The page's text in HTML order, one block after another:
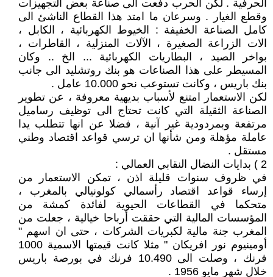
الحرفية . لكن الحرب دفعت الى صناعة بعض التجهيزات
وقطع الغيار . وسرعان ما امتد هذا القطاع الناشئ الى
كامل الصناعة الخفيفة : الخيوط الكهربائية ، الكابل ،
الات الزراعة الصغيرة ، الآلات المنزلية ، القاطرات ،
بواخر الصيد ، البطاريات الكهربائية ... الخ .. وكان
المسيطر على هذا الصناعات هو بنك روتشليد الى جانب
بنك باريس ، وكانت تستوعب نحو 10.000 عامل .
لكن الاستعمار امتنع لأسباب بديهية معروفة ، عن تطوير
الصناعة الثقيلة التي كانت تحتاج الى توظيف رساميل
مرتفعة وبمردودية غير آنية ، فضلا عن انها تتطلب يدا
عاملة مؤهلة ومن شأنها ان ترسي قواعد اقتصاد وطني
مستقل .
2 ) بدايات النضال النقابي العمالي :
في ظروف سنوات قليلة اذن ، تمكن الاستعمار من
إرساء قواعد اقتصاد رأسمالي كولونيالي بالمغرب ،
متحكما في القطاعات الحيوية لفائدة كمشة من
المؤسسات المالية التي حققت أرباحا خيالية ، جعلت من
المغرب جنة مالية لكبريات الشركات ، حتى ان اسهم "
أومينيوم نور افريكان " مثلا كانت قيمتها الاسمية 1000
فرنك ، وصلت الى 10.490 فرنك في بورصة باريس
خلال شهر مايو 1956 .